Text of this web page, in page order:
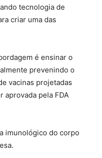
tecnologia de
criar uma das
é ensinar o
prevenindo o
vacinas projetadas
aprovada pela FDA
imunológico do corpo